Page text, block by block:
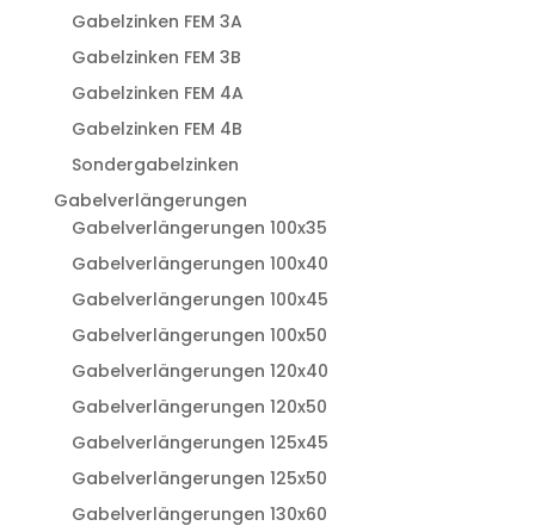
Gabelzinken FEM 3A
Gabelzinken FEM 3B
Gabelzinken FEM 4A
Gabelzinken FEM 4B
Sondergabelzinken
Gabelverlängerungen
Gabelverlängerungen 100x35
Gabelverlängerungen 100x40
Gabelverlängerungen 100x45
Gabelverlängerungen 100x50
Gabelverlängerungen 120x40
Gabelverlängerungen 120x50
Gabelverlängerungen 125x45
Gabelverlängerungen 125x50
Gabelverlängerungen 130x60